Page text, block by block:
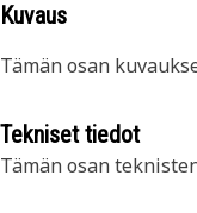
Kuvaus
Tämän osan
Tekniset tiedot
Tämän osan